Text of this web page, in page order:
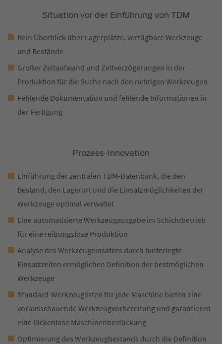
Situation vor der Einführung von TDM
Kein Überblick über Lagerplätze, verfügbare Werkzeuge
und Bestände
Großer Zeitaufwand und Zeitverzögerungen in der
Produktion für die Suche nach den richtigen Werkzeugen
Fehlende Dokumentation und fehlende Informationen in
der Fertigung
Prozess-Innovation
Einführung der zentralen TDM-Datenbank, die den
Bestand, den Lagerort und die Einsatzmöglichkeiten der
Werkzeuge optimal verwaltet
Eine automatisierte Werkzeugausgabe im Schichtbetrieb
für eine reibungslose Produktion
Analyse des Werkzeugeinsatzes durch hinterlegte
Einsatzzeiten ermöglichen Definition der bestmöglichen
Werkzeuge
Standard-Werkzeuglisten für jede Maschine bieten eine
vorausschauende Werkzeugvorbereitung und garantieren
eine lückenlose Maschinenbestückung
Optimierung des Werkzeugbestands durch die Definition